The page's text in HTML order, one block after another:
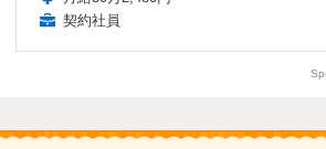
契約社員